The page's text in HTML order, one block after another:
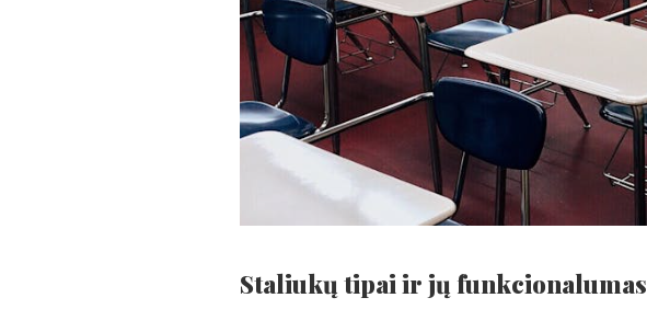
Staliukų tipai ir jų funkcionalumas